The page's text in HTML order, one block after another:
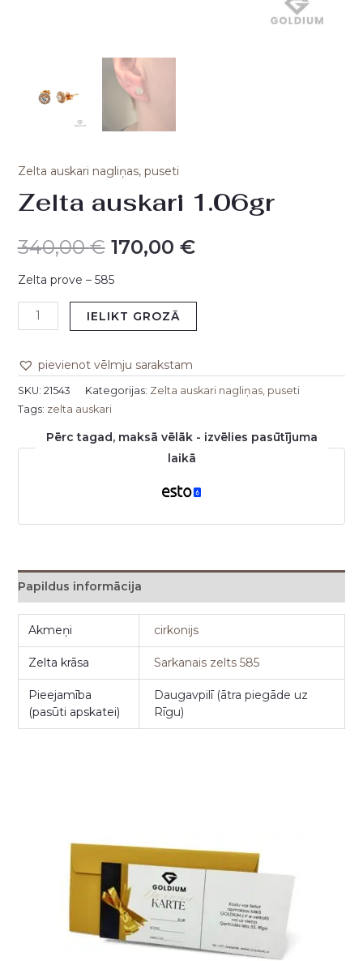
Zelta auskari nagliņas, puseti
Zelta auskari 1.06gr
340,00€ 170,00 €
Zelta prove – 585
IELIKT GROZĀ
pievienot vēlmju sarakstam
SKU: 21543 Kategorijas: Zelta auskari nagliņas, puseti
Tags: zelta auskari
Pērc tagad, maksā vēlāk - izvēlies pasūtījuma
laikā
Papildus informācija
Akmeņi cirkonijs
Zelta krāsa Sarkanais zelts 585
Pieejamība
(pasūti apskatei)
Daugavpilī (ātra piegāde uz
Rīgu)